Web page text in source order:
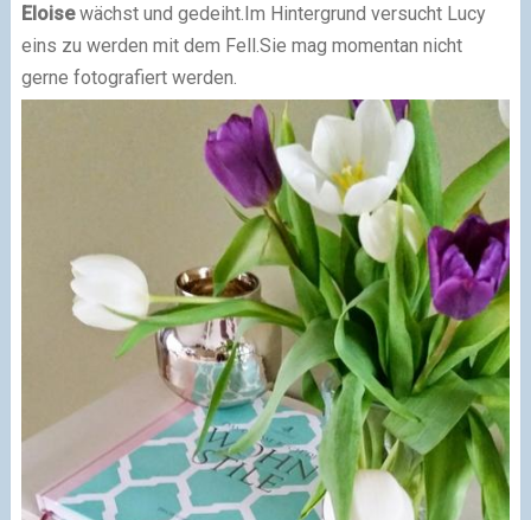
Eloisewächst und gedeiht.Im Hintergrund versucht Lucy
eins zu werden mit dem Fell.Sie mag momentan nicht
gerne fotografiert werden.